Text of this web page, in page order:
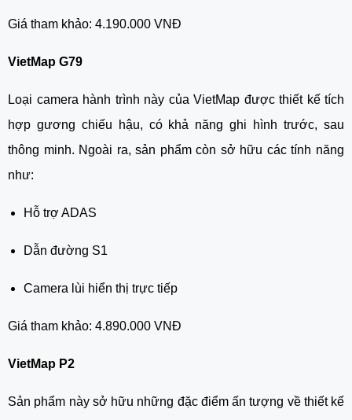
Giá tham khảo: 4.190.000 VNĐ
VietMap G79
Loại camera hành trình này của VietMap được thiết kế tích
hợp gương chiếu hậu, có khả năng ghi hình trước, sau
thông minh. Ngoài ra, sản phẩm còn sở hữu các tính năng
như:
Hỗ trợ ADAS
Dẫn đường S1
Camera lùi hiển thị trực tiếp
Giá tham khảo: 4.890.000 VNĐ
VietMap P2
Sản phẩm này sở hữu những đặc điểm ấn tượng về thiết kế